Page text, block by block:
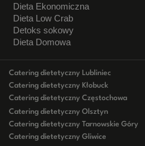
Dieta Ekonomiczna
Dieta Low Crab
Detoks sokowy
Dieta Domowa
Catering dietetyczny Lubliniec
Catering dietetyczny Kłobuck
Catering dietetyczny Częstochowa
Catering dietetyczny Olsztyn
Catering dietetyczny Tarnowskie Góry
Catering dietetyczny Gliwice